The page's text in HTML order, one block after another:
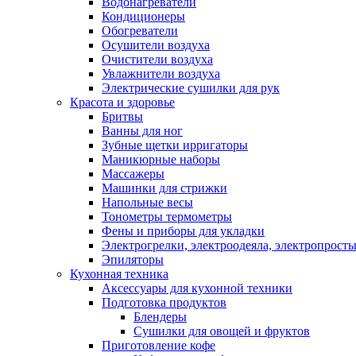
Кондиционеры
Обогреватели
Осушители воздуха
Очистители воздуха
Увлажнители воздуха
Электрические сушилки для рук
Красота и здоровье
Бритвы
Ванны для ног
Зубные щетки ирригаторы
Маникюрные наборы
Массажеры
Машинки для стрижки
Напольные весы
Тонометры термометры
Фены и приборы для укладки
Электрогрелки, электроодеяла,
Эпиляторы
Кухонная техника
Аксессуары для кухонной техники
Подготовка продуктов
Блендеры
Сушилки для овощей и фруктов
Приготовление кофе